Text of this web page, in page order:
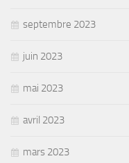
septembre 2023
juin 2023
mai 2023
avril 2023
mars 2023